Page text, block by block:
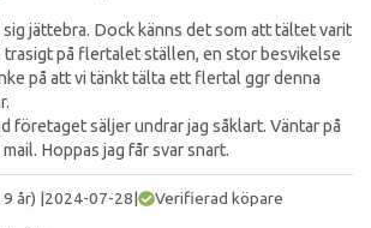
jättebra. Dock känns det som att tältet varit
trasigt på flertalet ställen, en stor besvikelse
på att vi tänkt tälta ett flertal ggr denna
företaget säljer undrar jag såklart. Väntar på
mail. Hoppas jag får svar snart.
år) |2024-07-28| Verifierad köpare